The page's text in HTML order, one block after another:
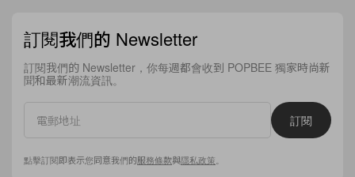
訂閱我們的 Newsletter
訂閱我們的 Newsletter，你每週都會收到 POPBEE 獨家時尚新
聞和最新潮流資訊。
訂閱
點擊訂閱即表示您同意我們的服務條款與隱私政策